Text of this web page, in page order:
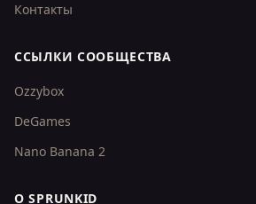
Контакты
ССЫЛКИ СООБЩЕСТВА
Ozzybox
DeGames
Nano Banana 2
О SPRUNKID